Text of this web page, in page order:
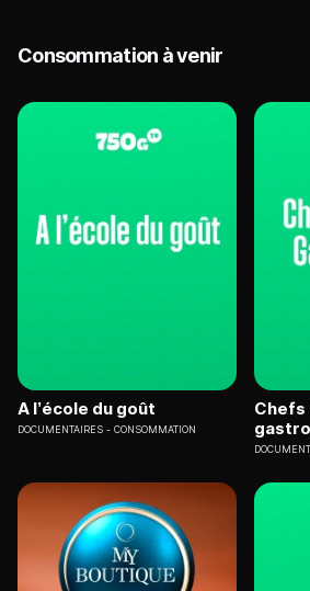
Consommation à venir
A l’école du goût
DOCUMENTAIRES CONSOMMATION
Chefs